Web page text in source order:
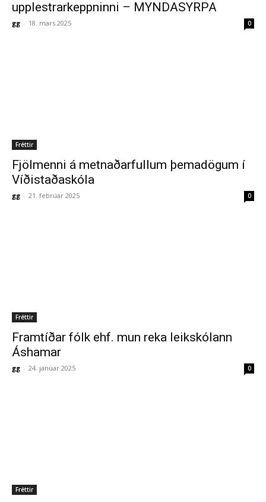
upplestrarkeppninni – MYNDASYRPA
gg - 18. mars 2025 0
Fréttir
Fjölmenni á metnaðarfullum þemadögum í
Víðistaðaskóla
gg - 21. febrúar 2025 0
Fréttir
Framtíðar fólk ehf. mun reka leikskólann
Áshamar
gg - 24. janúar 2025 0
Fréttir